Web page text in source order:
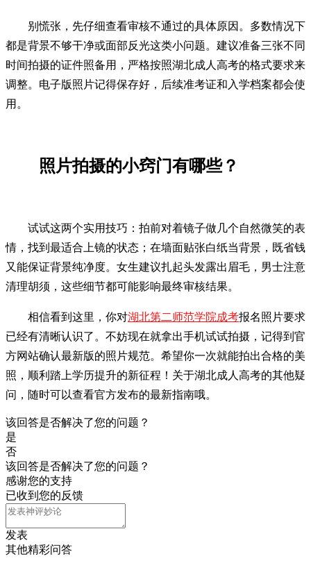
别慌张，先仔细查看审核不通过的具体原因。多数情况下
都是背景不够干净或面部反光这类小问题。建议准备三张不同
时间拍摄的证件照备用，严格按照湖北成人高考的格式要求来
调整。电子版照片记得保存好，后续准考证和入学档案都会使
用。
照片拍摄的小窍门有哪些？
试试这两个实用技巧：拍前对着镜子做几个自然微笑的表
情，找到最适合上镜的状态；在墙面贴张白纸当背景，既省钱
又能保证背景纯净度。女生建议扎起头发露出眉毛，男士注意
清理胡须，这些细节都可能影响最终审核结果。
相信看到这里，你对湖北第二师范学院成考报名照片要求
已经有清晰认识了。不妨现在就拿出手机试试拍摄，记得到官
方网站确认最新版的照片规范。希望你一次就能拍出合格的美
照，顺利踏上学历提升的新征程！关于湖北成人高考的其他疑
问，随时可以查看官方发布的最新指南哦。
该回答是否解决了您的问题？
是
否
该回答是否解决了您的问题？
感谢您的支持
已收到您的反馈
发表
其他精彩问答